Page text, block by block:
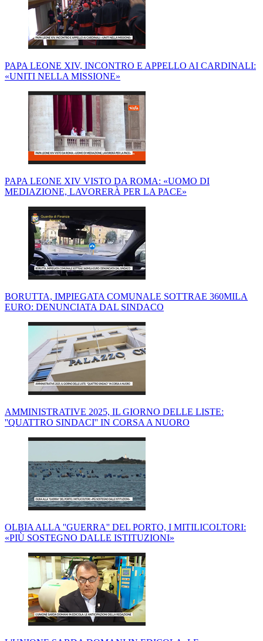
PAPA LEONE XIV, INCONTRO E APPELLO AI CARDINALI:
«UNITI NELLA MISSIONE»
PAPA LEONE XIV VISTO DA ROMA: «UOMO DI
MEDIAZIONE, LAVORERÀ PER LA PACE»
BORUTTA, IMPIEGATA COMUNALE SOTTRAE 360MILA
EURO: DENUNCIATA DAL SINDACO
AMMINISTRATIVE 2025, IL GIORNO DELLE LISTE:
''QUATTRO SINDACI'' IN CORSA A NUORO
OLBIA ALLA ''GUERRA'' DEL PORTO, I MITILICOLTORI:
«PIÙ SOSTEGNO DALLE ISTITUZIONI»